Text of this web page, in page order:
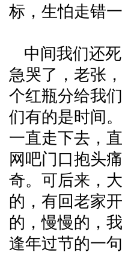
标，生怕走错
中间我们还
急哭了，老张
个红瓶分给我
们有的是时间
一直走下去，
网吧门口抱头
奇。可后来，
的，有回老家
的，慢慢的，
逢年过节的一